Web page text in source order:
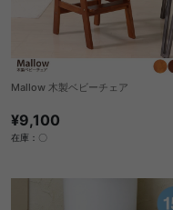
Mallow 木製ベビーチェア
¥9,100
在庫：〇